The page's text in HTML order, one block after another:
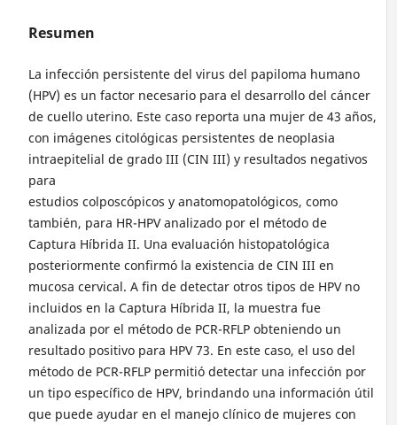
Resumen
La infección persistente del virus del papiloma humano
(HPV) es un factor necesario para el desarrollo del cáncer
de cuello uterino. Este caso reporta una mujer de 43 años,
con imágenes citológicas persistentes de neoplasia
intraepitelial de grado III (CIN III) y resultados negativos
para
estudios colposcópicos y anatomopatológicos, como
también, para HR-HPV analizado por el método de
Captura Híbrida II. Una evaluación histopatológica
posteriormente confirmó la existencia de CIN III en
mucosa cervical. A fin de detectar otros tipos de HPV no
incluidos en la Captura Híbrida II, la muestra fue
analizada por el método de PCR-RFLP obteniendo un
resultado positivo para HPV 73. En este caso, el uso del
método de PCR-RFLP permitió detectar una infección por
un tipo específico de HPV, brindando una información útil
que puede ayudar en el manejo clínico de mujeres con